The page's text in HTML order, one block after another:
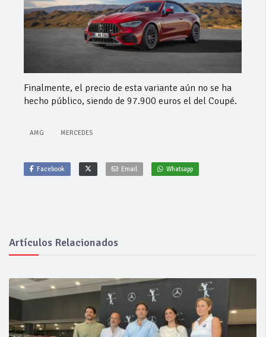
Finalmente, el precio de esta variante aún no se ha
hecho público, siendo de 97.900 euros el del Coupé.
AMG MERCEDES
Facebook Email Whatsapp
Artículos Relacionados